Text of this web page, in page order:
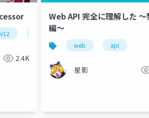
v12
2.4K
Web API 完全に理解した 〜
編〜
web api
星影